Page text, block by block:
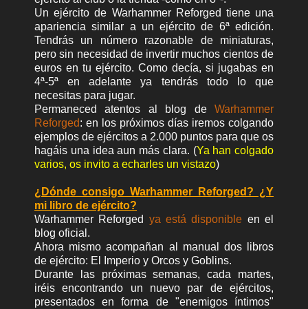
Un ejército de Warhammer Reforged tiene una
apariencia similar a un ejército de 6ª edición.
Tendrás un número razonable de miniaturas,
pero sin necesidad de invertir muchos cientos de
euros en tu ejército. Como decía, si jugabas en
4ª-5ª en adelante ya tendrás todo lo que
necesitas para jugar.
Permaneced atentos al blog de Warhammer
Reforged: en los próximos días iremos colgando
ejemplos de ejércitos a 2.000 puntos para que os
hagáis una idea aun más clara. (Ya han colgado
varios, os invito a echarles un vistazo)
¿Dónde consigo Warhammer Reforged? ¿Y
mi libro de ejército?
Warhammer Reforged ya está disponible en el
blog oficial.
Ahora mismo acompañan al manual dos libros
de ejército: El Imperio y Orcos y Goblins.
Durante las próximas semanas, cada martes,
iréis encontrando un nuevo par de ejércitos,
presentados en forma de "enemigos íntimos"